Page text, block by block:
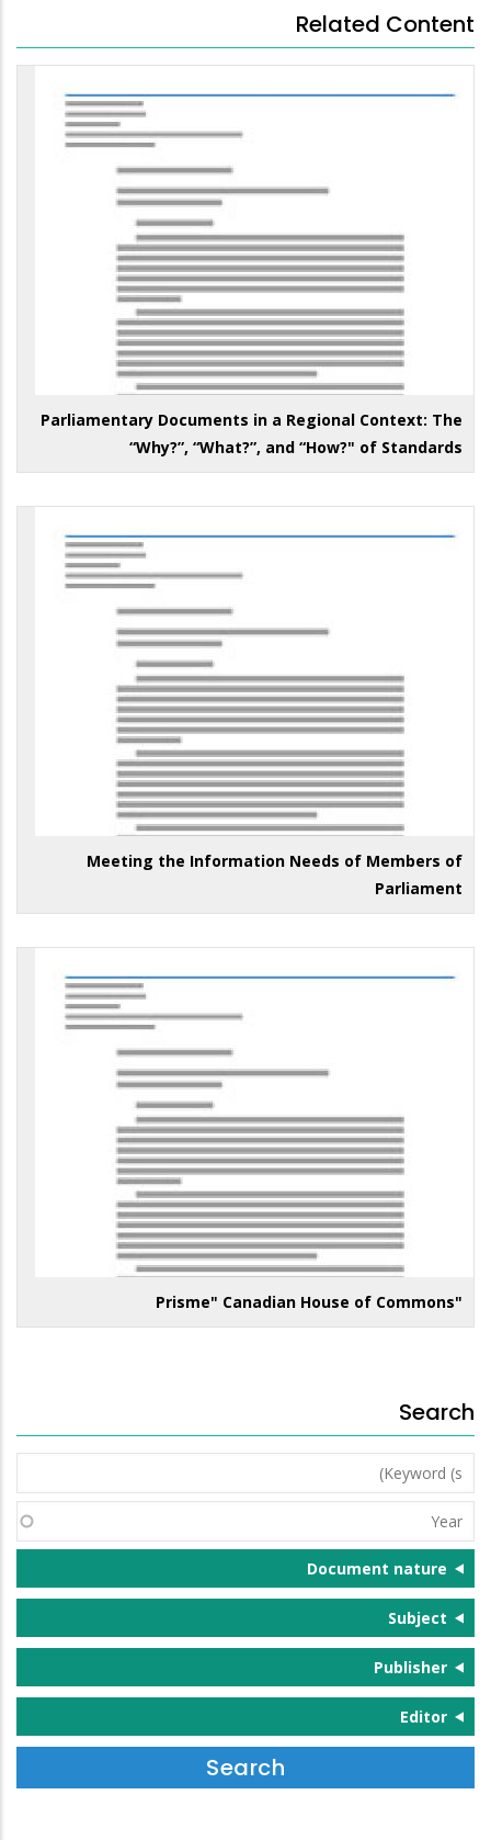
Related Content
Parliamentary Documents in a Regional Context: The
“Why?”, “What?”, and “How?" of Standards
Meeting the Information Needs of Members of
Parliament
"Prisme" Canadian House of Commons
Search
Keyword
(s)
Year
Document nature
Subject
Publisher
Editor